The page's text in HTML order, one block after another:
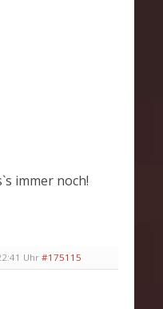
immer noch!
Uhr #175115